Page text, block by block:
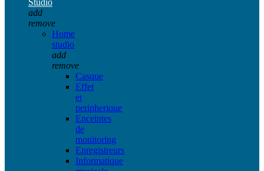
add
remove
Home
studio
add
remove
Casque
Effet
et
peripherique
Enceintes
de
monitoring
Enregistreurs
Informatique